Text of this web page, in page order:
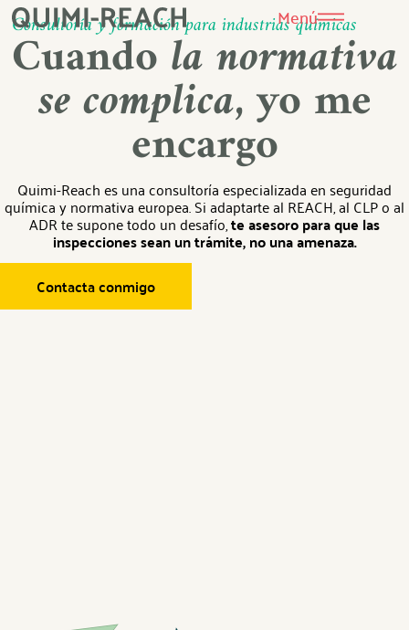
Menú
Consultoría y formación para industrias químicas
Cuandola normativa
se complica, yo me
encargo
Quimi-Reach es una consultoría especializada en seguridad
química y normativa europea. Si adaptarte al REACH, al CLP o al
ADR te supone todo un desafío,te asesoro para que las
inspecciones sean un trámite, no una amenaza.
Contacta conmigo